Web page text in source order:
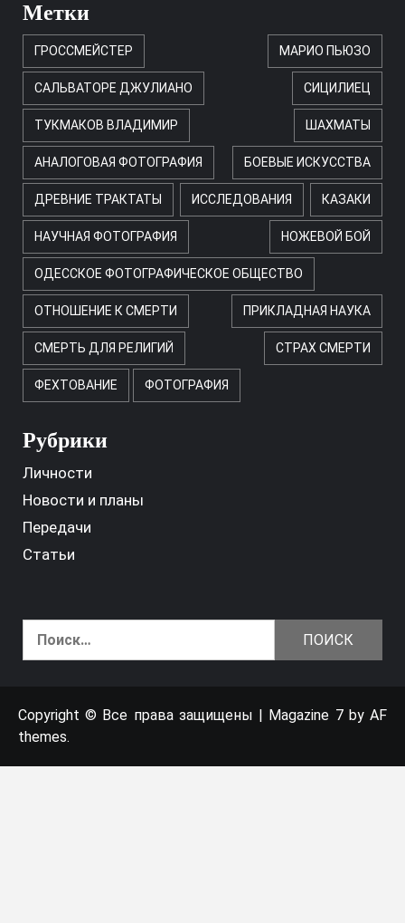
Метки
ГРОССМЕЙСТЕР МАРИО ПЬЮЗО
САЛЬВАТОРЕ ДЖУЛИАНО СИЦИЛИЕЦ
ТУКМАКОВ ВЛАДИМИР ШАХМАТЫ
АНАЛОГОВАЯ ФОТОГРАФИЯ БОЕВЫЕ ИСКУССТВА
ДРЕВНИЕ ТРАКТАТЫ ИССЛЕДОВАНИЯ КАЗАКИ
НАУЧНАЯ ФОТОГРАФИЯ НОЖЕВОЙ БОЙ
ОДЕССКОЕ ФОТОГРАФИЧЕСКОЕ ОБЩЕСТВО
ОТНОШЕНИЕ К СМЕРТИ ПРИКЛАДНАЯ НАУКА
СМЕРТЬ ДЛЯ РЕЛИГИЙ СТРАХ СМЕРТИ
ФЕХТОВАНИЕ ФОТОГРАФИЯ
Рубрики
Личности
Новости и планы
Передачи
Статьи
Copyright © Все права защищены Magazine 7by AF
themes.